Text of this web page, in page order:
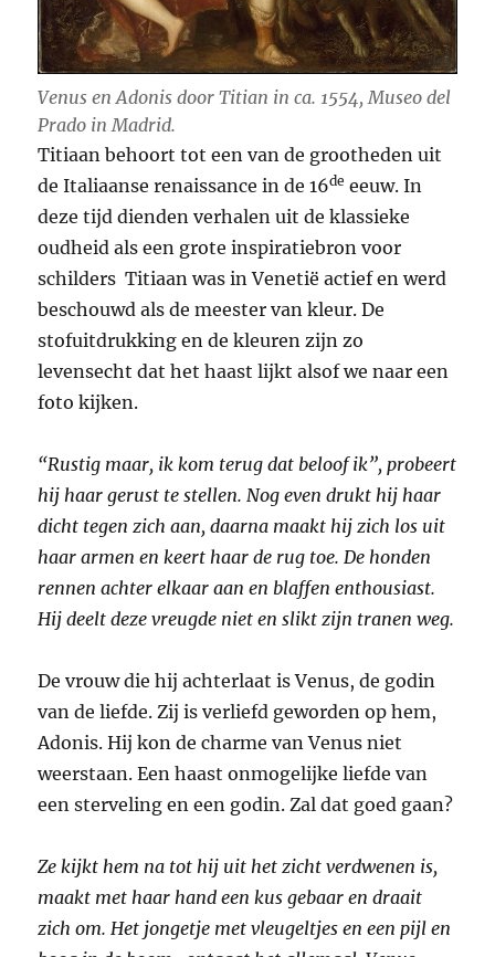
Venus en Adonis door Titian in ca. 1554, Museo del
Prado in Madrid.
Titiaan behoort tot een van de grootheden uit
de Italiaanse renaissance in de 16de eeuw. In
deze tijd dienden verhalen uit de klassieke
oudheid als een grote inspiratiebron voor
schilders Titiaan was in Venetië actief en werd
beschouwd als de meester van kleur. De
stofuitdrukking en de kleuren zijn zo
levensecht dat het haast lijkt alsof we naar een
foto kijken.
“Rustig maar, ik kom terug dat beloof ik”, probeert
hij haar gerust te stellen. Nog even drukt hij haar
dicht tegen zich aan, daarna maakt hij zich los uit
haar armen en keert haar de rug toe. De honden
rennen achter elkaar aan en blaffen enthousiast.
Hij deelt deze vreugde niet en slikt zijn tranen weg.
De vrouw die hij achterlaat is Venus, de godin
van de liefde. Zij is verliefd geworden op hem,
Adonis. Hij kon de charme van Venus niet
weerstaan. Een haast onmogelijke liefde van
een sterveling en een godin. Zal dat goed gaan?
Ze kijkt hem na tot hij uit het zicht verdwenen is,
maakt met haar hand een kus gebaar en draait
zich om. Het jongetje met vleugeltjes en een pijl en